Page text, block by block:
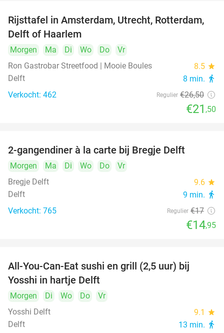
19%
Rijsttafel in Amsterdam, Utrecht, Rotterdam,
Delft of Haarlem
Morgen Ma Di Wo Do
Vr
Ron Gastrobar Streetfood | Mooie Boules
8.5 star
Delft 8 min. directions_walk
Verkocht: 462 Regulier €26,50
€21 ,50
2-gangendiner à la carte bij Bregje Delft
Morgen Ma Di Wo Do
Vr
Bregje Delft
9.6 star
Delft 9 min. directions_walk
Verkocht: 765 Regulier €17
€14,95
All-You-Can-Eat sushi en grill (2,5 uur) bij
Yosshi in hartje Delft
Morgen Di Wo Do
Vr
Yosshi Delft
9.1 star
Delft 13 min. directions_walk